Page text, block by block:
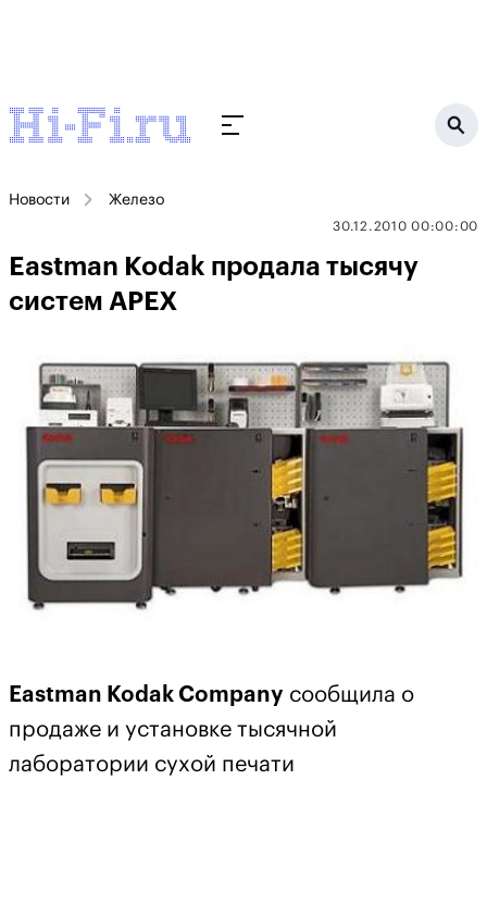
Новости Железо
30.12.2010 00:00:00
Eastman Kodak продала тысячу
систем АРЕХ
Eastman Kodak Company сообщила о
продаже и установке тысячной
лаборатории сухой печати